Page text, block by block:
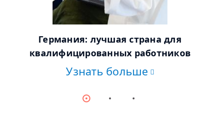
Германия: лучшая страна для
квалифицированных работников
Узнать больше